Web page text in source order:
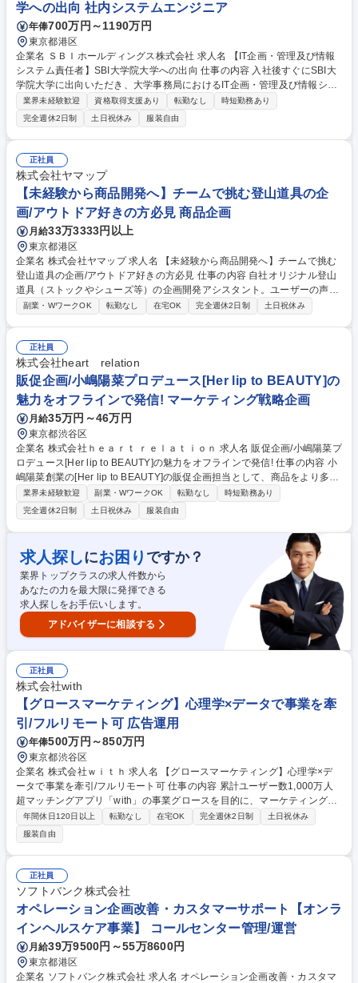
学への出向 社内システムエンジニア
年俸700万円～1190万円
東京都港区
企業名 ＳＢＩホールディングス株式会社 求人名 【IT企画・管理及び情報
システム責任者】SBI大学院大学への出向 仕事の内容 入社後すぐにSBI大
学院大学に出向いただき、大学事務局におけるIT企画・管理及び情報シス
テム責任者として役割を担っていただきます。また学務全般への理解や教
員との連携・協働も求められるポジションです。 ■IT総務（システム予
算・予実管理、契約・ライセンス管理、各種申請） ■システム、サービス
導入企画 ■プロジェクトマネジメント ■ベンダーコントロール ■各種ITサ
ポート ■インシデント管理と対応、情報セキュリティマネジメント ■学務
関連業務（式典（入学式・修了式）の運営、各種委員会の業務）など ★将
来的に事務局の中核を担うポスト(次長等)へのステップアップも可能！ 募
集職種 【IT企画・管理及び情報システム責任者】SBI大学院大学への出向
業界未経験歓迎 資格取得支援あり 転勤なし
時短勤務あり
完全週休2日制
土日祝休み 服装自由
正社員
株式会社ヤマップ
【未経験から商品開発へ】チームで挑む登山道具の企
画/アウトドア好きの方必見 商品企画
月給33万3333円以上
東京都港区
企業名 株式会社ヤマップ 求人名 【未経験から商品開発へ】チームで挑む
登山道具の企画/アウトドア好きの方必見 仕事の内容 自社オリジナル登山
道具（ストックやシューズ等）の企画開発アシスタント。ユーザーの声を
反映した「マーケットイン」の視点で、リサーチから企画構想、プロジェ
等）を創り出す仕事です。入社直後は、今年就任した副事業部長のサポー
トとして、企画構想の補助、プロジェクトの進行管理、プロダクト管理か
らスタート。社内のリサーチチームと折衝しながら、ユーザー視点の商品
企画に深く携われます。ゆくゆくは製造メーカー等との折衝もお任せする
予定です。 募集職種 【未経験から商品開発へ】チームで挑む登山道具の
企画/アウトドア好きの方必見
副業・WワークOK 転勤なし 在宅OK 完全週休2日制 土日祝休み
正社員
株式会社heart relation
販促企画/小嶋陽菜プロデュース[Her lip to BEAUTY]の
魅力をオフラインで発信! マーケティング戦略企画
月給35万円～46万円
東京都渋谷区
企業名 株式会社ｈｅａｒｔ ｒｅｌａｔｉｏｎ 求人名 販促企画/小嶋陽菜プ
ロデュース[Her lip to BEAUTY]の魅力をオフラインで発信! 仕事の内容 小
嶋陽菜創業の[Her lip to BEAUTY]の販促企画担当として、商品をより多く
のお客様に手に取っていただく為に販売代理店連携を通じた販促施策を、
企画から実行まで実際にご自身の頭や手を動かして行って頂きます。 【具
体的には】■店舗運営の売上施策検討/発注対応■什器/リーフレット/POPな
どの企画/作成■卸業者、代理店へのディレクション（指示）■外部業者
（デザイン会社、印刷メーカーなど）との連携・ディレクション■卸や店
舗への特別展示の交渉等※営業活動よりも、ブランドの世界観を売場に落
とし込む企画業務がメインとなります。代理店を通じたディレクションが
中心のため、効率的な施策実行が可能です。 募集職種 販促企画/小嶋陽菜
プロデュース[Her lip to BEAUTY]の魅力をオフラインで発信!
業界未経験歓迎 副業・WワークOK 転勤なし
時短勤務あり
完全週休2日制
土日祝休み 服装自由
求人探しにお困り ですか？
業界トップクラスの求人件数から
あなたの力を最大限に発揮できる
求人探しをお手伝いします。
アドバイザーに相談する
正社員
株式会社with
【グロースマーケティング】心理学×データで事業を牽
引/フルリモート可 広告運用
年俸500万円～850万円
東京都渋谷区
企業名 株式会社ｗｉｔｈ 求人名 【グロースマーケティング】心理学×デ
ータで事業を牽引/フルリモート可 仕事の内容 累計ユーザー数1,000万人
超マッチングアプリ「with」の事業グロースを目的に、マーケティング起
点でのグロース戦略設計～実行までを一気通貫で担うポジションです。 ・
ファネル/セグメント分析を通じたグロースオポチュニティの発見、打ち手
の策定(プロダクトチームとの連携含む) ・MMMや因果推論などを用いた
マーケティング施策評価モデルの構築 ・評価モデルから導かれる最適なメ
ディアプランニングの作成 ・プロダクトチームと連動したCRM施策の企
画推進 ・WEB調査や、ユーザーインタビューを通じたリサーチ業務 募集
職種 【グロースマーケティング】心理学×データで事業を牽引/フルリモー
ト可
年間休日120日以上 転勤なし 在宅OK 完全週休2日制
土日祝休み
服装自由
正社員
ソフトバンク株式会社
オペレーション企画改善・カスタマーサポート【オンラ
インヘルスケア事業】 コールセンター管理/運営
月給39万9500円～55万8600円
東京都港区
企業名 ソフトバンク株式会社 求人名 オペレーション企画改善・カスタマ